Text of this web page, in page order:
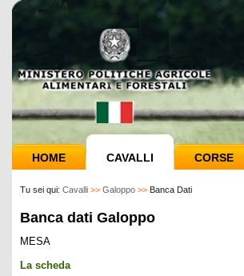
HOME CAVALLI CORSE
Tu sei qui: Cavalli >> Galoppo >> Banca Dati
Banca dati Galoppo
MESA
La scheda